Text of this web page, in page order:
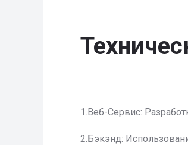
1.Веб-Сервис:
2.Бэкэнд: